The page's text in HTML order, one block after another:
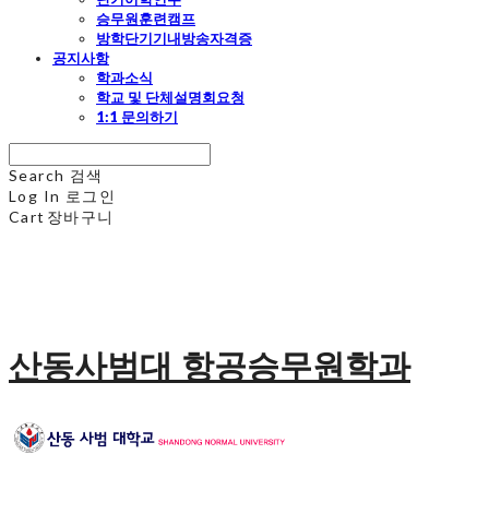
승무원훈련캠프
방학단기기내방송자격증
공지사항
학과소식
학교 및 단체설명회요청
1:1 문의하기
Search 검색
Log In 로그인
Cart 장바구니
산동사범대 항공승무원학과